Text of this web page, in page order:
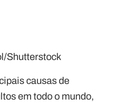
Shutterstock
causas de
em todo o mundo,